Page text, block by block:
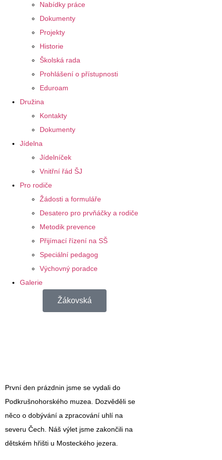
Nabídky práce
Dokumenty
Projekty
Historie
Školská rada
Prohlášení o přístupnosti
Eduroam
Družina
Kontakty
Dokumenty
Jídelna
Jídelníček
Vnitřní řád ŠJ
Pro rodiče
Žádosti a formuláře
Desatero pro prvňáčky a rodiče
Metodik prevence
Přijímací řízení na SŠ
Speciální pedagog
Výchovný poradce
Galerie
Žákovská
První den prázdnin jsme se vydali do
Podkrušnohorského muzea. Dozvěděli se
něco o dobývání a zpracování uhlí na
severu Čech. Náš výlet jsme zakončili na
dětském hřišti u Mosteckého jezera.